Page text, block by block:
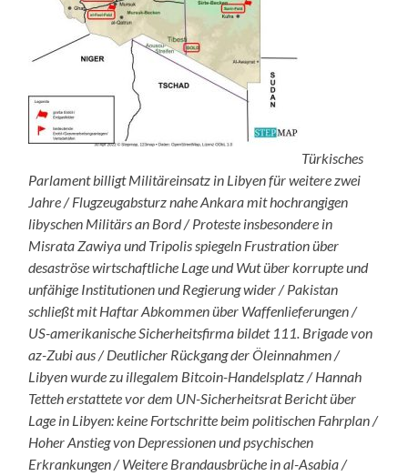
Türkisches
Parlament billigt Militäreinsatz in Libyen für weitere zwei
Jahre / Flugzeugabsturz nahe Ankara mit hochrangigen
libyschen Militärs an Bord / Proteste insbesondere in
Misrata Zawiya und Tripolis spiegeln Frustration über
desaströse wirtschaftliche Lage und Wut über korrupte und
unfähige Institutionen und Regierung wider / Pakistan
schließt mit Haftar Abkommen über Waffenlieferungen /
US-amerikanische Sicherheitsfirma bildet 111. Brigade von
az-Zubi aus / Deutlicher Rückgang der Öleinnahmen /
Libyen wurde zu illegalem Bitcoin-Handelsplatz / Hannah
Tetteh erstattete vor dem UN-Sicherheitsrat Bericht über
Lage in Libyen: keine Fortschritte beim politischen Fahrplan /
Hoher Anstieg von Depressionen und psychischen
Erkrankungen / Weitere Brandausbrüche in al-Asabia /